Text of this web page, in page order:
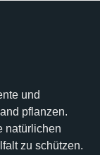
und
pflanzen.
natürlichen
zu schützen.